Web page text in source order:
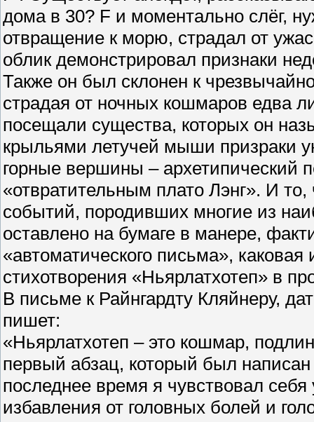
дома в 30? F и моментально слёг,
отвращение к морю, страдал от
облик демонстрировал признаки
Также он был склонен к
страдая от ночных кошмаров едва
посещали существа, которых он
крыльями летучей мыши призраки
горные вершины – архетипический
«отвратительным плато Лэнг». И
событий, породивших многие из
оставлено на бумаге в манере,
«автоматического письма»,
стихотворения «Ньярлатхотеп» в
В письме к Райнгардту Кляйнеру,
пишет:
«Ньярлатхотеп – это кошмар,
первый абзац, который был
последнее время я чувствовал
избавления от головных болей и